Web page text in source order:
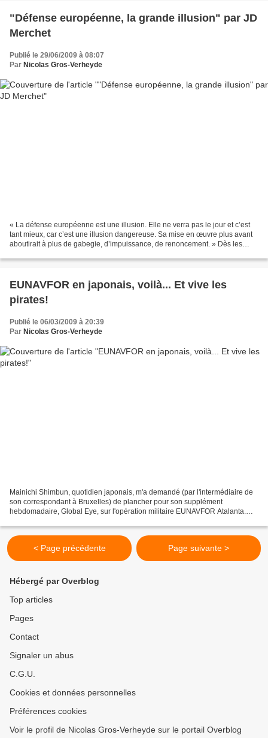
"Défense européenne, la grande illusion" par JD
Merchet
Publié le 29/06/2009 à 08:07
Par Nicolas Gros-Verheyde
« La défense européenne est une illusion. Elle ne verra pas le jour et c’est
tant mieux, car c’est une illusion dangereuse. Sa mise en œuvre plus avant
aboutirait à plus de gabegie, d’impuissance, de renoncement. » Dès les
EUNAVFOR en japonais, voilà... Et vive les
pirates!
Publié le 06/03/2009 à 20:39
Par Nicolas Gros-Verheyde
Mainichi Shimbun, quotidien japonais, m'a demandé (par l'intermédiaire de
son correspondant à Bruxelles) de plancher pour son supplément
hebdomadaire, Global Eye, sur l'opération militaire EUNAVFOR Atalanta.
< Page précédente Page suivante >
Hébergé par Overblog
Top articles
Pages
Contact
Signaler un abus
C.G.U.
Cookies et données personnelles
Préférences cookies
Voir le profil de Nicolas Gros-Verheyde sur le portail Overblog